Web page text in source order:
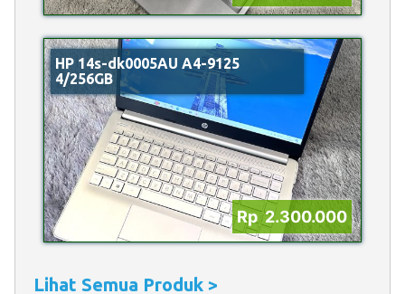
HP 14s-dk0005AU A4-9125
4/256GB
Rp 2.300.000
Lihat Semua Produk >